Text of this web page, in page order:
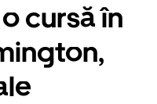
cursă în